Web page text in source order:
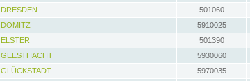
DRESDEN
501060
DÖMITZ
5910025
ELSTER
501390
GEESTHACHT
5930060
GLÜCKSTADT
5970035